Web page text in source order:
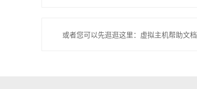
或者您可以先逛逛这里：虚拟主机帮助文档